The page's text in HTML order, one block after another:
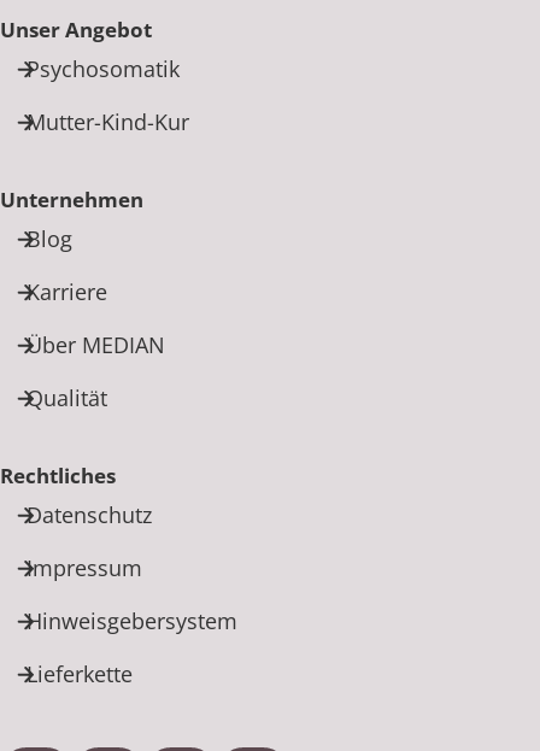
Unser Angebot
Psychosomatik
Mutter-Kind-Kur
Unternehmen
Blog
Karriere
Über MEDIAN
Qualität
Rechtliches
Datenschutz
Impressum
Hinweisgebersystem
Lieferkette